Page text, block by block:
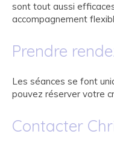
sont tout aussi
accompagnement
Prendre
Les séances se font
pouvez réserver votre
Contacter